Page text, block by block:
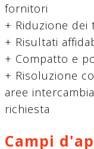
fornitori
+ Riduzione dei
+ Risultati
+ Compatto e
+ Risoluzione
aree
richiesta
Campi